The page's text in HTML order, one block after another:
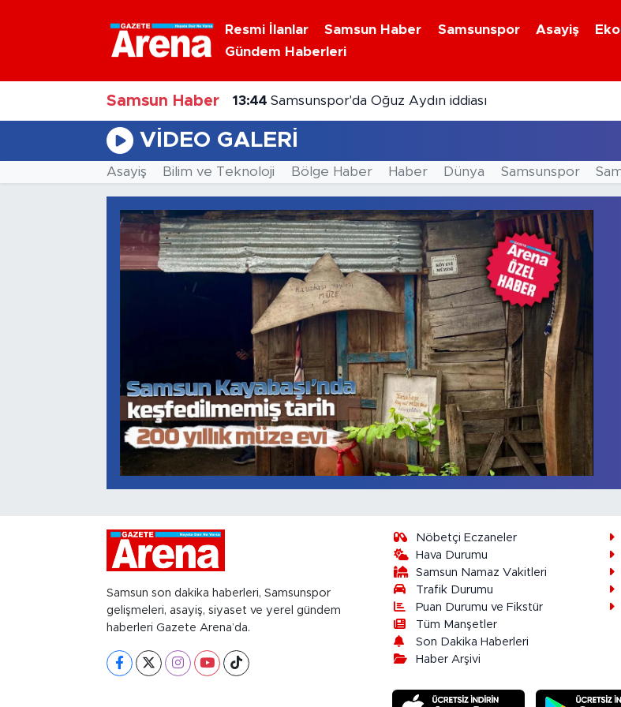
Resmi İlanlar Samsun Haber Samsunspor Asayiş
Gündem Haberleri
Samsun Haber 13:44 Samsunspor'da Oğuz Aydın iddiası
VIDEO GALERI
Asayiş Bilim ve Teknoloji Bölge Haber Haber Dünya Samsunspor
Samsun son dakika haberleri, Samsunspor
gelişmeleri, asayiş, siyaset ve yerel gündem
haberleri Gazete Arena’da.
Nöbetçi Eczaneler
Hava Durumu
Samsun Namaz Vakitleri
Trafik Durumu
Puan Durumu ve Fikstür
Tüm Manşetler
Son Dakika Haberleri
Haber Arşivi
Nöbetçi Eczaneler
Hava Durumu
Samsun Namaz Vakitleri
Trafik Durumu
Süper Lig Puan Durumu ve Fikstür
Tüm Manşetler